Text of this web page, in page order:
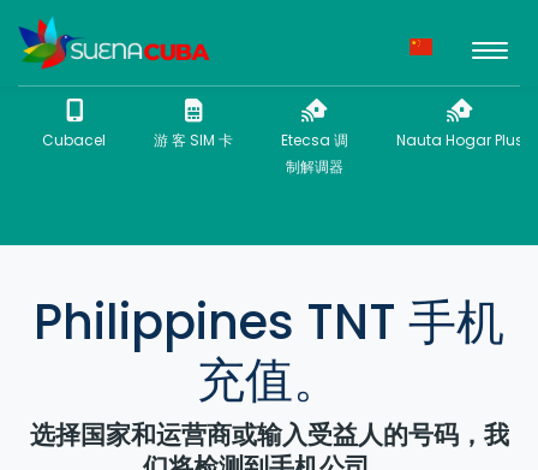
Cubacel 游 客 SIM 卡
Etecsa 调
制解调器
Nauta Hogar Plus
Philippines TNT 手机
充值。
选择国家和运营商或输入受益人的号码，我